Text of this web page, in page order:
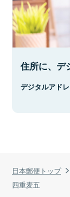
日本郵便トップ
四重麦五
住所に、デ
デジタルアド